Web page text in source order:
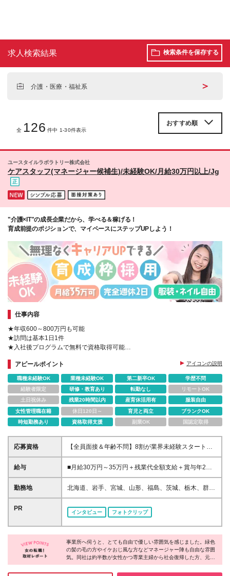
求人検索結果 検索条件を保存する
介護・医療・福祉系 ＞
全 126 件中 1-30件表示
ユースタイルラボラトリー株式会社
ケアスタッフ(マネージャー候補生)/未経験OK/月給30万円以上/Jg
"介護×IT"の成長企業だから、学べる＆稼げる！
育成前提のポジションで、マイペースにステップUPしよう！
仕事内容
★年収600～800万円も可能
★訪問は基本1日1件
★入社後プログラムで無料で資格取得可能
★20代～50代活躍中！
☆服装･髪型･髪色自由
☆ネイルOK(当社規定による)
アピールポイント アイコンの説明
職種未経験OK 業種未経験OK 第二新卒OK
学歴不問
経験者限定
研修・教育あり 転勤なし
リモートOK
土日祝休み
残業20時間以内 産育休活用有
服装自由
女性管理職在籍
休日120日～ 育児と両立
ブランクOK
時短勤務あり
資格取得支援 副業OK 国認定取得
応募資格
【全員面接＆年齢不問】8割が業界未経験スタートで
す！ ◆未経験・第二新卒・ブランクOK ◆学歴不問 ※
無資格OK
給与
■月給30万円～35万円＋残業代全額支給＋賞与年2回
※マネージャー経験者は35万円スタート可能な場合が
あります ※東京都・神奈川一部エリアの方は居住支援
国で活躍中のスタッフは5600人以上。8割が介護未経
いケア】に特化しているからです。 ITでシフト管理や
事務作業を徹底的にムダを削って、その分社員に還元
できており、 重度訪問介護は、社会的なニーズが非
勤務地
北海道、岩手、宮城、山形、福島、茨城、栃木、群
馬、埼玉、千葉、東京、神奈川、新潟、富山、山梨、
長野、岐阜、静岡、愛知、三重、滋賀、京都、奈良、
和歌山、岡山、広島、山口、香川、愛媛、福岡、佐
賀、熊本、大分、鹿児島、沖縄 ★転勤を伴う異動な
し ★基本的に直行直帰です。 ★希望によって配属を
決定致します。 詳細勤務地は、応募・選考欄の関連
リンクにある 【勤務地詳細はコチラ！】をクリック
してください！ ※データが重いため、開いたままお待
ちください (変更の範囲)上記を除く当社関連勤務地
PR
インタビュー フォトクリップ
事業所へ伺うと、とても自由で優しい雰囲気を感じました。緑色
の髪の毛の方やイケおじ風な方などマネージャー陣も自由な雰囲
気。同社は約半数が女性かつ専業主婦から社会復帰した方、元フ
リーターなど20～60代まで幅広い年代の方が活躍しています。一
人ひとり働き方を柔軟に調整したり、本人の適性や頑張りで昇